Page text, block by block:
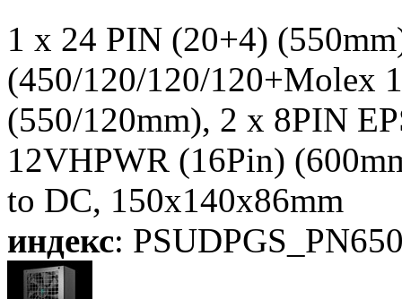
1 x 24 PIN (20+4)
(450/120/120/120+Molex
(550/120mm), 2 x 8PIN
12VHPWR (16Pin)
to DC, 150x140x86mm
индекс: